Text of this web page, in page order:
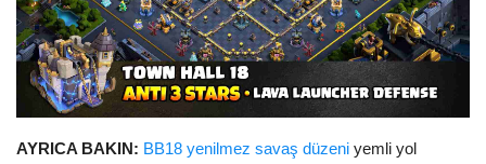
AYRICA BAKIN: BB18 yenilmez savaş düzeni yemli yol